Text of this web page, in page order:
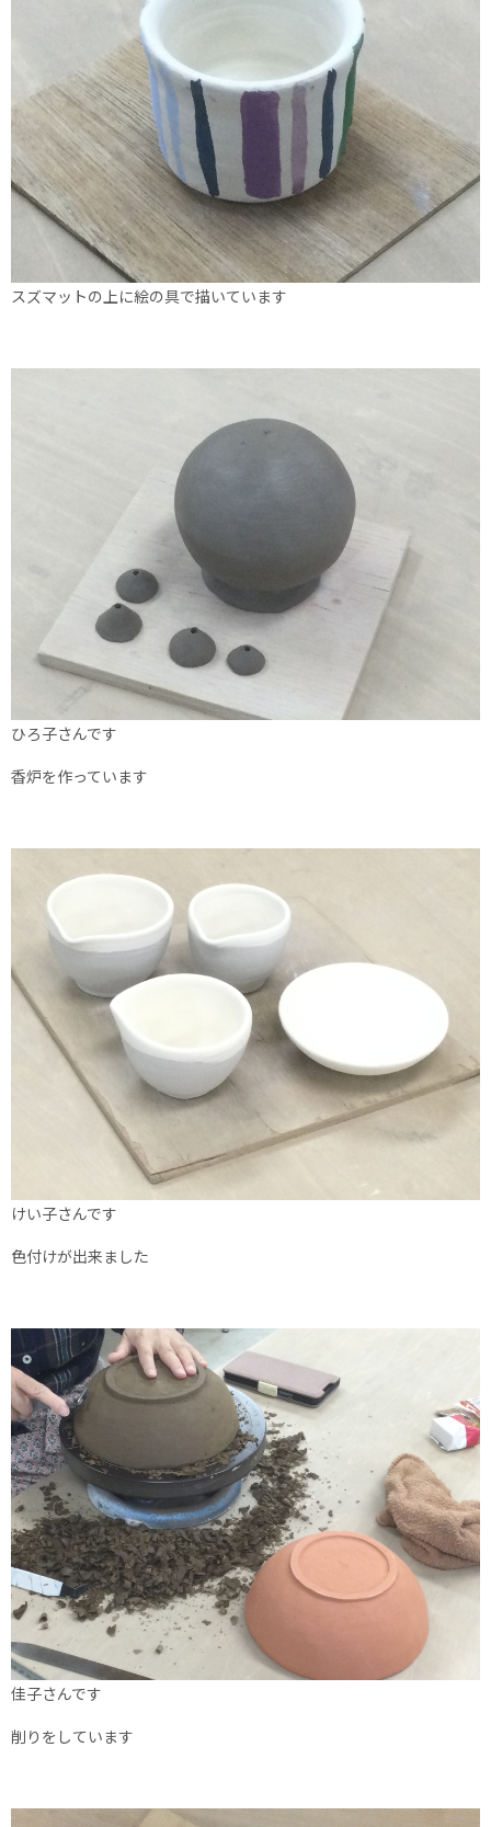
スズマットの上に絵の具で描いています
ひろ子さんです
香炉を作っています
けい子さんです
色付けが出来ました
佳子さんです
削りをしています